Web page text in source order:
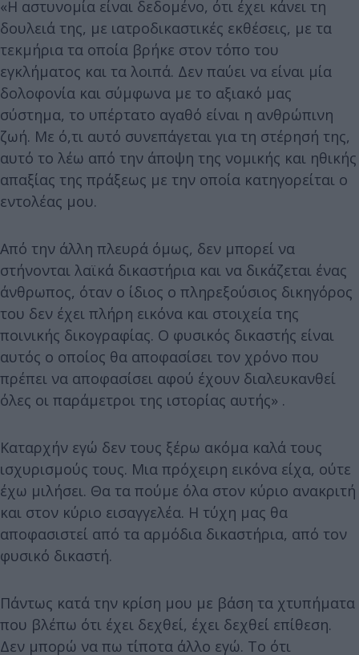
«Η αστυνομία είναι δεδομένο, ότι έχει κάνει τη
δουλειά της, με ιατροδικαστικές εκθέσεις, με τα
τεκμήρια τα οποία βρήκε στον τόπο του
εγκλήματος και τα λοιπά. Δεν παύει να είναι μία
δολοφονία και σύμφωνα με το αξιακό μας
σύστημα, το υπέρτατο αγαθό είναι η ανθρώπινη
ζωή. Με ό,τι αυτό συνεπάγεται για τη στέρησή της,
αυτό το λέω από την άποψη της νομικής και ηθικής
απαξίας της πράξεως με την οποία κατηγορείται ο
εντολέας μου.
Από την άλλη πλευρά όμως, δεν μπορεί να
στήνονται λαϊκά δικαστήρια και να δικάζεται ένας
άνθρωπος, όταν ο ίδιος ο πληρεξούσιος δικηγόρος
του δεν έχει πλήρη εικόνα και στοιχεία της
ποινικής δικογραφίας. Ο φυσικός δικαστής είναι
αυτός ο οποίος θα αποφασίσει τον χρόνο που
πρέπει να αποφασίσει αφού έχουν διαλευκανθεί
όλες οι παράμετροι της ιστορίας αυτής» .
Καταρχήν εγώ δεν τους ξέρω ακόμα καλά τους
ισχυρισμούς τους. Μια πρόχειρη εικόνα είχα, ούτε
έχω μιλήσει. Θα τα πούμε όλα στον κύριο ανακριτή
και στον κύριο εισαγγελέα. Η τύχη μας θα
αποφασιστεί από τα αρμόδια δικαστήρια, από τον
φυσικό δικαστή.
Πάντως κατά την κρίση μου με βάση τα χτυπήματα
που βλέπω ότι έχει δεχθεί, έχει δεχθεί επίθεση.
Δεν μπορώ να πω τίποτα άλλο εγώ. Το ότι